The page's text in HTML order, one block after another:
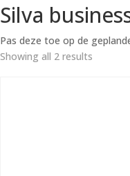
Silva
Pas deze toe op de
Showing all 2 results